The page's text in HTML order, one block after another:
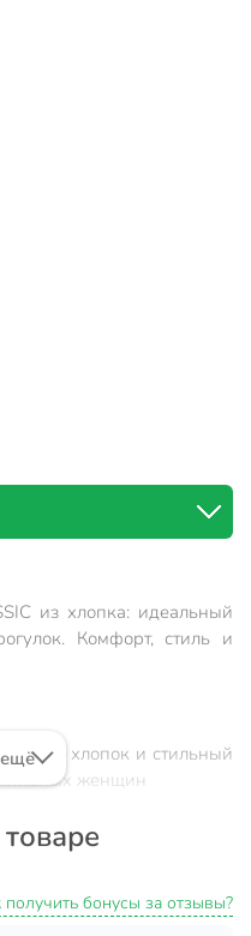
из хлопка: идеальный
Комфорт, стиль и
хлопок и стильный
женщин
длительного ношения и
в городе, на даче,
подарок
получить бонусы за отзывы?